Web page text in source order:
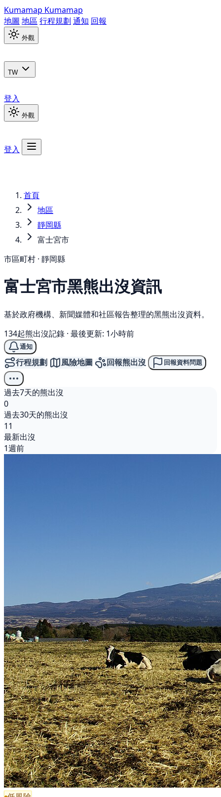
Kumamap Kumamap
地圖 地區 行程規劃 通知 回報
外觀
TW
登入
外觀
登入
首頁
地區
靜岡縣
富士宮市
市區町村 · 靜岡縣
富士宮市黑熊出沒資訊
基於政府機構、新聞媒體和社區報告整理的黑熊出沒資料。
134起熊出沒記錄 · 最後更新: 1小時前
通知
行程規劃 風險地圖 回報熊出沒 回報資料問題
過去7天的熊出沒
0
過去30天的熊出沒
11
最新出沒
1週前